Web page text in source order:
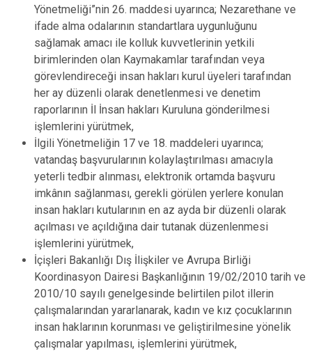
Yönetmeliği”nin 26. maddesi uyarınca; Nezarethane ve
ifade alma odalarının standartlara uygunluğunu
sağlamak amacı ile kolluk kuvvetlerinin yetkili
birimlerinden olan Kaymakamlar tarafından veya
görevlendireceği insan hakları kurul üyeleri tarafından
her ay düzenli olarak denetlenmesi ve denetim
raporlarının İl İnsan hakları Kuruluna gönderilmesi
işlemlerini yürütmek,
İlgili Yönetmeliğin 17 ve 18. maddeleri uyarınca;
vatandaş başvurularının kolaylaştırılması amacıyla
yeterli tedbir alınması, elektronik ortamda başvuru
imkânın sağlanması, gerekli görülen yerlere konulan
insan hakları kutularının en az ayda bir düzenli olarak
açılması ve açıldığına dair tutanak düzenlenmesi
işlemlerini yürütmek,
İçişleri Bakanlığı Dış İlişkiler ve Avrupa Birliği
Koordinasyon Dairesi Başkanlığının 19/02/2010 tarih ve
2010/10 sayılı genelgesinde belirtilen pilot illerin
çalışmalarından yararlanarak, kadın ve kız çocuklarının
insan haklarının korunması ve geliştirilmesine yönelik
çalışmalar yapılması, işlemlerini yürütmek,